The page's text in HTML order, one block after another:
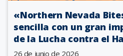
«Northern Nevada
sencilla con un gran
de la Lucha contra el
26 de junio de 2026